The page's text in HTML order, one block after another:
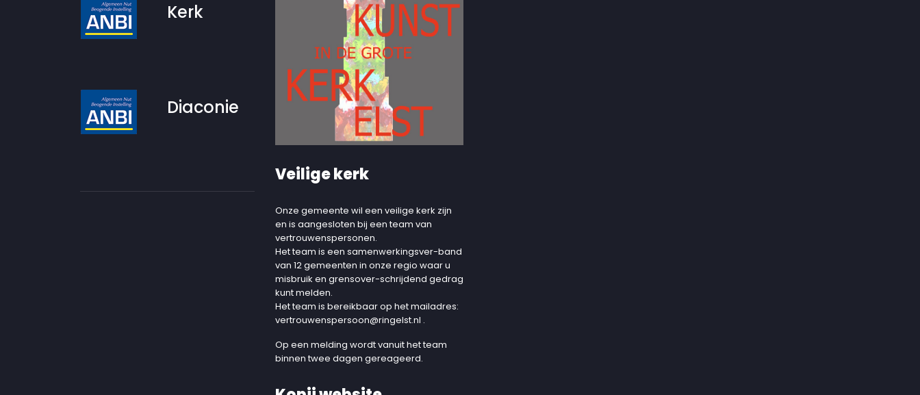
Kerk
Diaconie
Veilige kerk
Onze gemeente wil een veilige kerk zijn
en is aangesloten bij een team van
vertrouwenspersonen.
Het team is een samenwerkingsver-band
van 12 gemeenten in onze regio waar u
misbruik en grensover-schrijdend gedrag
kunt melden.
Het team is bereikbaar op het mailadres:
vertrouwenspersoon@ringelst.nl .
Op een melding wordt vanuit het team
binnen twee dagen gereageerd.